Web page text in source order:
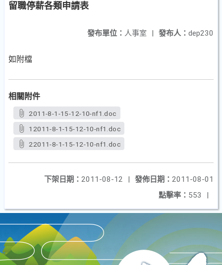
留職停薪各類申請表
發布人： dep230
發布單位： 人事室 |
如附檔
相關附件
2011-8-1-15-12-10-nf1.doc
12011-8-1-15-12-10-nf1.doc
22011-8-1-15-12-10-nf1.doc
發佈日期： 2011-08-01
下架日期： 2011-08-12
|
點擊率： 553 |